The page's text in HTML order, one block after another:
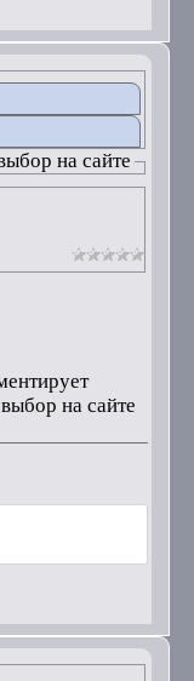
на сайте
на сайте